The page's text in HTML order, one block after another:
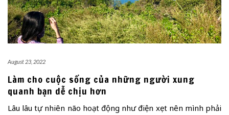
August 23, 2022
Làm cho cuộc sống của những người xung
quanh bạn dễ chịu hơn
Lâu lâu tự nhiên não hoạt động như điện xẹt nên mình phải